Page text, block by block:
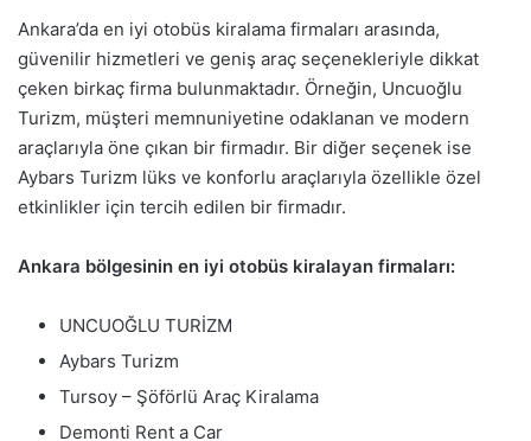
Ankara’da en iyi otobüs kiralama firmaları arasında,
güvenilir hizmetleri ve geniş araç seçenekleriyle dikkat
çeken birkaç firma bulunmaktadır. Örneğin, Uncuoğlu
Turizm, müşteri memnuniyetine odaklanan ve modern
araçlarıyla öne çıkan bir firmadır. Bir diğer seçenek ise
Aybars Turizm lüks ve konforlu araçlarıyla özellikle özel
etkinlikler için tercih edilen bir firmadır.
Ankara bölgesinin en iyi otobüs kiralayan firmaları:
UNCUOĞLU TURİZM
Aybars Turizm
Tursoy – Şöförlü Araç Kiralama
Demonti Rent a Car